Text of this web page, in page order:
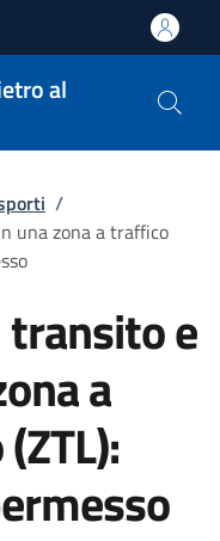
al
/
una zona a traffico
e
a